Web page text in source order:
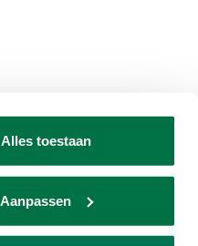
Alles toestaan
Aanpassen